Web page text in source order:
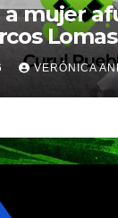
a mujer
en auto
VERÓNICA